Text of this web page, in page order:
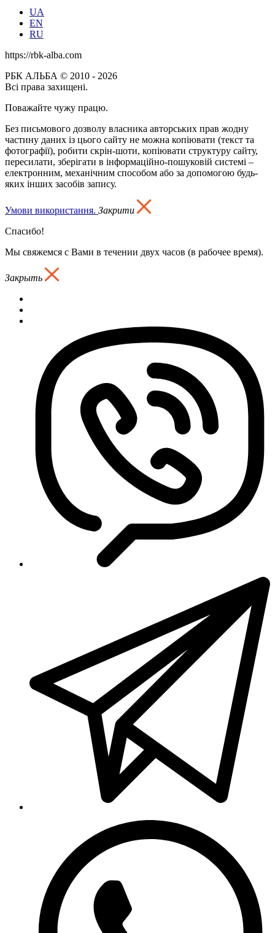
UA
EN
RU
https://rbk-alba.com
РБК АЛЬБА © 2010 - 2026
Всі права захищені.
Поважайте чужу працю.
Без письмового дозволу власника авторських прав жодну
частину даних із цього сайту не можна копіювати (текст та
фотографії), робити скрін-шоти, копіювати структуру сайту,
пересилати, зберігати в інформаційно-пошуковій системі –
електронним, механічним способом або за допомогою будь-
яких інших засобів запису.
Умови використання. Закрити
Спасибо!
Мы свяжемся с Вами в течении двух часов (в рабочее время).
Закрыть